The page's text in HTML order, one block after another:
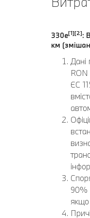
330e[1][2]:
км
Дані
ЄС
90%